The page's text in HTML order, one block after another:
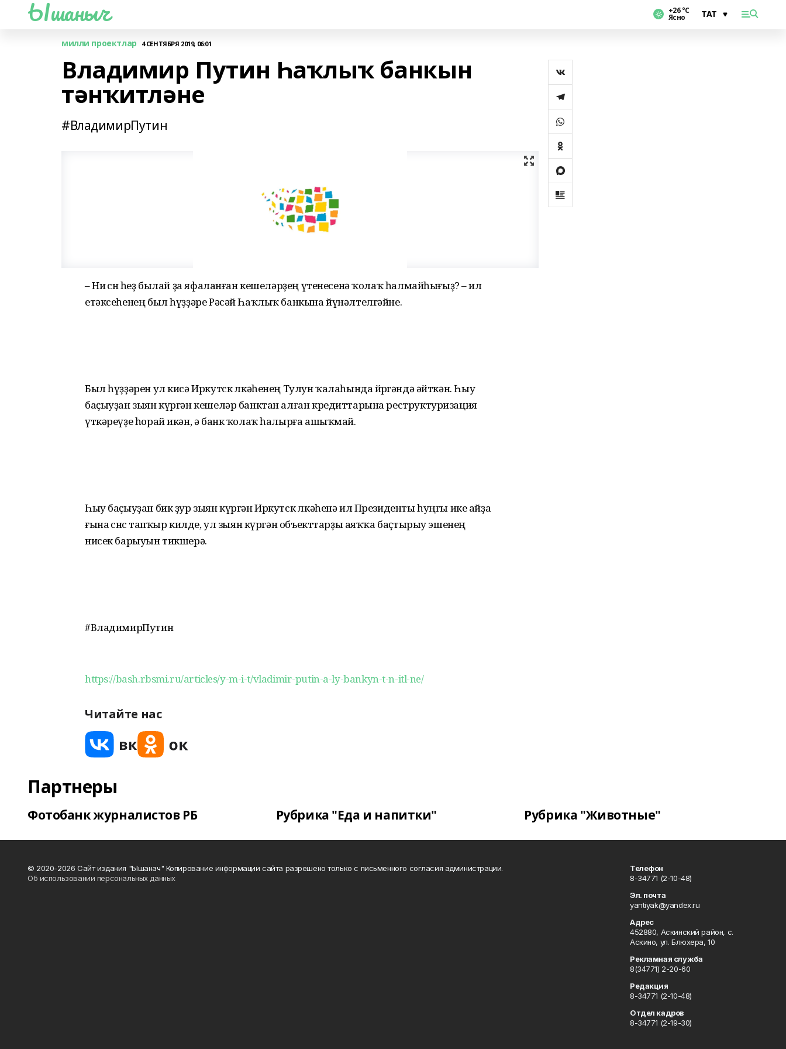
Ышаныч +26 °С
Ясно
милли проектлар 4 СЕНТЯБРЯ 2019, 06:01
Владимир Путин Һаҡлыҡ банкын
тәнҡитләне
#ВладимирПутин
– Ни өсөн һеҙ былай ҙа яфаланған кешеләрҙең үтенесенә ҡолаҡ һалмайһығыҙ? – ил
етәксеһенең был һүҙҙәре Рәсәй Һаҡлыҡ банкына йүнәлтелгәйне.
Был һүҙҙәрен ул кисә Иркутск өлкәһенең Тулун ҡалаһында йөрөгәндә әйткән. Һыу
баҫыуҙан зыян күргән кешеләр банктан алған кредиттарына реструктуризация
үткәреүҙе һорай икән, ә банк ҡолаҡ һалырға ашыҡмай.
Һыу баҫыуҙан бик ҙур зыян күргән Иркутск өлкәһенә ил Президенты һуңғы ике айҙа
ғына өсөнсө тапҡыр килде, ул зыян күргән объекттарҙы аяҡҡа баҫтырыу эшенең
нисек барыуын тикшерә.
#ВладимирПутин
https://bash.rbsmi.ru/articles/y-m-i-t/vladimir-putin-a-ly-bankyn-t-n-itl-ne/
Читайте нас
Партнеры
Фотобанк журналистов РБ Рубрика "Еда и напитки" Рубрика "Животные"
© 2020-2026 Сайт издания "Ышанач" Копирование информации сайта разрешено только с письменного согласия администрации.
Об использовании персональных данных
Телефон
8-34771 (2-10-48)
Эл. почта
yantiyak@yandex.ru
Адрес
452880, Аскинский район, с.
Аскино, ул. Блюхера, 10
Рекламная служба
8(34771) 2-20-60
Редакция
8-34771 (2-10-48)
Отдел кадров
8-34771 (2-19-30)